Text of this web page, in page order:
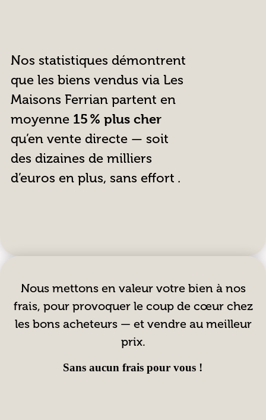
Nos statistiques démontrent
que les biens vendus via Les
Maisons Ferrian partent en
moyenne 15 % plus cher
qu’en vente directe — soit
des dizaines de milliers
d’euros en plus, sans effort .
Nous mettons en valeur votre bien à nos
frais, pour provoquer le coup de cœur chez
les bons acheteurs — et vendre au meilleur
prix.
Sans aucun frais pour vous !